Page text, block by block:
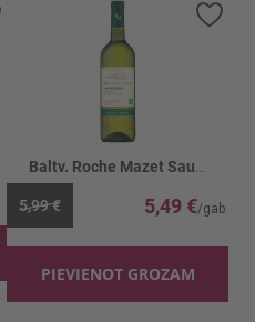
Pievienot vēlmju sarakstam
5,99 € 5,49 €
PIEVIENOT GROZAM